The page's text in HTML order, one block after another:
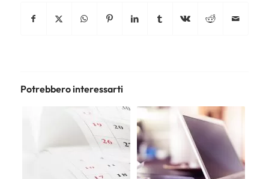
Potrebbero interessarti